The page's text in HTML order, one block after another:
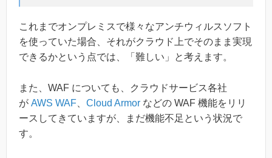
これまでオンプレミスで様々なアンチウィルスソフト
を使っていた場合、それがクラウド上でそのまま実現
できるかという点では、「難しい」と考えます。
また、WAF についても、クラウドサービス各社
が AWS WAF Cloud Armor などの WAF 機能をリリ
ースしてきていますが、まだ機能不足という状況で
す。